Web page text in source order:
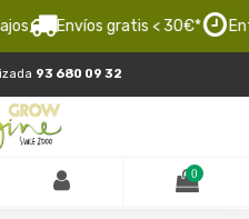
Envíos gratis < 30€*
93 680 09 32
0